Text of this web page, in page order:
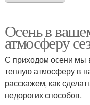
Осень в
атмосферу
С приходом осени мы
теплую атмосферу в
расскажем, как
недорогих способов.